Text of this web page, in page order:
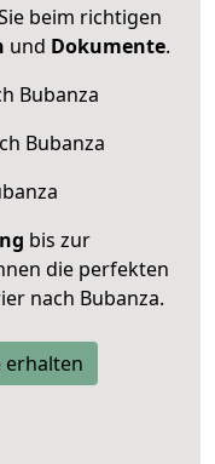
beim richtigen
und Dokumente.
Bubanza
Bubanza
bis zur
die perfekten
nach Bubanza.
erhalten